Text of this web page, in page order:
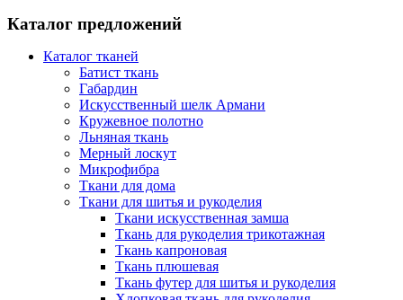
Каталог предложений
Каталог тканей
Батист ткань
Габардин
Искусственный шелк Армани
Кружевное полотно
Льняная ткань
Мерный лоскут
Микрофибра
Ткани для дома
Ткани для шитья и рукоделия
Ткани искусственная замша
Ткань для рукоделия трикотажная
Ткань капроновая
Ткань плюшевая
Ткань футер для шитья и рукоделия